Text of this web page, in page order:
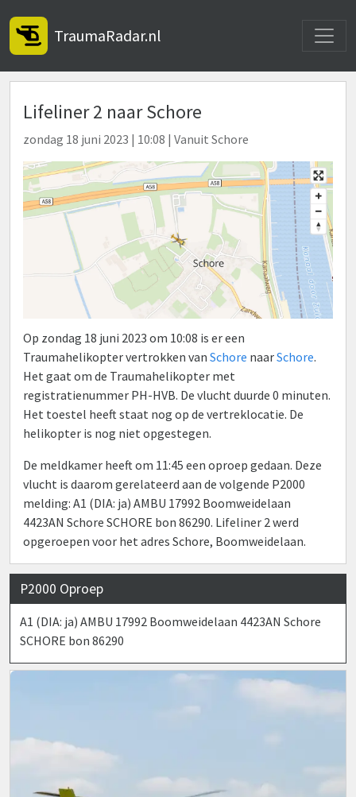
TraumaRadar.nl
Lifeliner 2 naar Schore
zondag 18 juni 2023 | 10:08 | Vanuit Schore
Op zondag 18 juni 2023 om 10:08 is er een
Traumahelikopter vertrokken van Schore naarSchore.
Het gaat om de Traumahelikopter met
registratienummer PH-HVB. De vlucht duurde 0 minuten.
Het toestel heeft staat nog op de vertreklocatie. De
helikopter is nog niet opgestegen.
De meldkamer heeft om 11:45 een oproep gedaan. Deze
vlucht is daarom gerelateerd aan de volgende P2000
melding: A1 (DIA: ja) AMBU 17992 Boomweidelaan
4423AN Schore SCHORE bon 86290. Lifeliner 2 werd
opgeroepen voor het adres Schore, Boomweidelaan.
P2000 Oproep
A1 (DIA: ja) AMBU 17992 Boomweidelaan 4423AN Schore
SCHORE bon 86290